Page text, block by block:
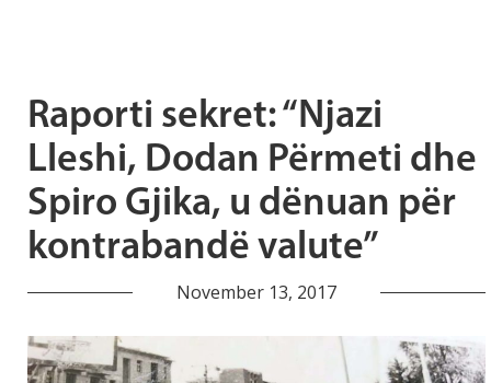
Raporti sekret: “Njazi
Lleshi, Dodan Përmeti dhe
Spiro Gjika, u dënuan për
kontrabandë valute”
November 13, 2017